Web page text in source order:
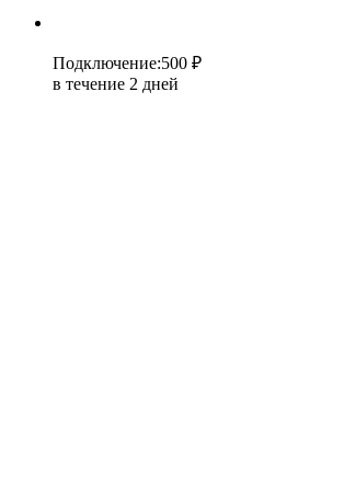
Подключение:500 ₽
в течение 2 дней